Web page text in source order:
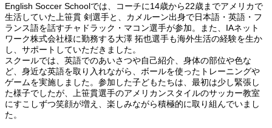
English Soccer Schoolでは、コーチに14歳から22歳までアメリカで
生活していた上笹貫 剣選手と、カメルーン出身で日本語・英語・フ
ランス語を話すチャドラック・マコン選手が参加。また、IAネット
ワーク株式会社様に勤務する大澤 拓也選手も海外生活の経験を生か
し、サポートしていただきました。
スクールでは、英語でのあいさつや自己紹介、身体の部位や色な
ど、身近な英語を取り入れながら、ボールを使ったトレーニングや
ゲームを実施しました。参加した子どもたちは、最初は少し緊張し
た様子でしたが、上笹貫選手のアメリカンスタイルのサッカー教室
にすこしずつ笑顔が増え、楽しみながら積極的に取り組んでいまし
た。